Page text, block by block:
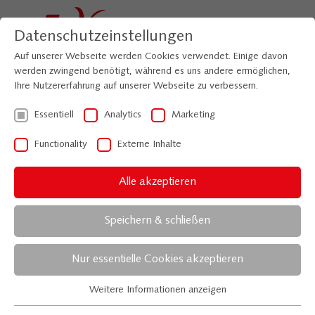
Madrid
Madrid me mata
„Madrid macht mich fertig“:DieHauptstadt
Datenschutzeinstellungen
Auf unserer Webseite werden Cookies verwendet. Einige davon
werden zwingend benötigt, während es uns andere ermöglichen,
Ihre Nutzererfahrung auf unserer Webseite zu verbessern.
Essentiell Analytics Marketing
Functionality Externe Inhalte
Alle akzeptieren
Speichern & schließen
Nur essentielle Cookies akzeptieren
Weitere Informationen anzeigen